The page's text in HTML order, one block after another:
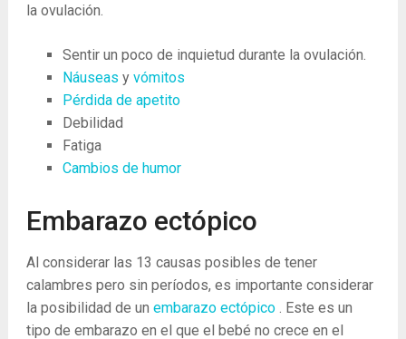
la ovulación.
Sentir un poco de inquietud durante la ovulación.
Náuseas y vómitos
Pérdida de apetito
Debilidad
Fatiga
Cambios de humor
Embarazo ectópico
Al considerar las 13 causas posibles de tener
calambres pero sin períodos, es importante considerar
la posibilidad de un embarazo ectópico. Este es un
tipo de embarazo en el que el bebé no crece en el